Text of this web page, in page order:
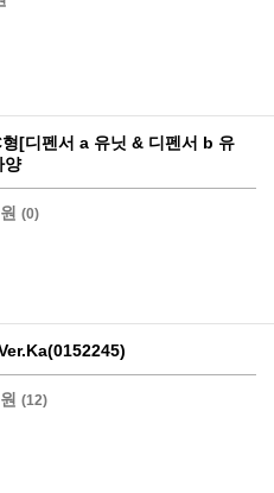
[디펜서 a 유닛 & 디펜서 b 유
양
(0)
(12)